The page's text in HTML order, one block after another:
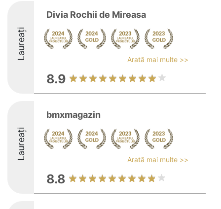
Laureați
Divia Rochii de Mireasa
Arată mai multe >>
8.9
Laureați
bmxmagazin
Arată mai multe >>
8.8